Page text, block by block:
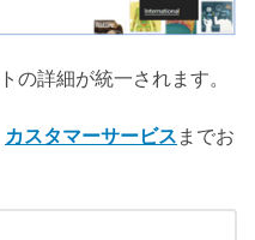
の詳細が統一されます。
カスタマーサービスまでお